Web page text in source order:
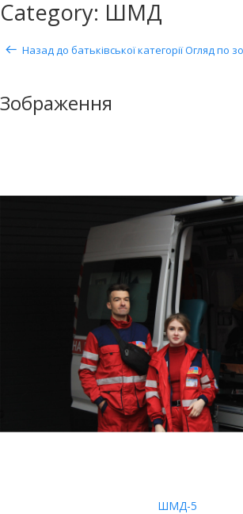
Category: ШМД
Назад до батьківської категоріїОгляд по
Зображення
ШМД-5